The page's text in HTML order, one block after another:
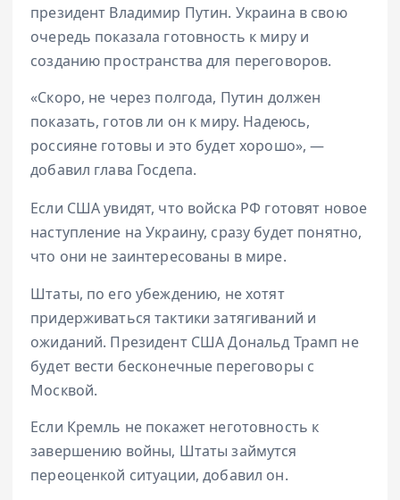
президент Владимир Путин. Украина в свою
очередь показала готовность к миру и
созданию пространства для переговоров.
«Скоро, не через полгода, Путин должен
показать, готов ли он к миру. Надеюсь,
россияне готовы и это будет хорошо», —
добавил глава Госдепа.
Если США увидят, что войска РФ готовят новое
наступление на Украину, сразу будет понятно,
что они не заинтересованы в мире.
Штаты, по его убеждению, не хотят
придерживаться тактики затягиваний и
ожиданий. Президент США Дональд Трамп не
будет вести бесконечные переговоры с
Москвой.
Если Кремль не покажет неготовность к
завершению войны, Штаты займутся
переоценкой ситуации, добавил он.